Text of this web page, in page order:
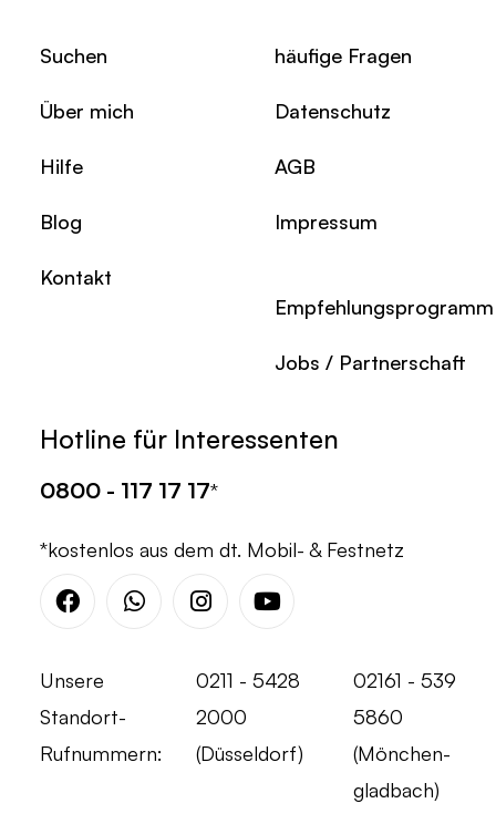
Suchen
Über mich
Hilfe
Blog
Kontakt
häufige Fragen
Datenschutz
AGB
Impressum
Empfehlungsprogramm
Jobs / Partnerschaft
Hotline für Interessenten
0800 - 117 17 17*
*kostenlos aus dem dt. Mobil- & Festnetz
FacebookWhatsappInstagramYoutube
Unsere
Standort-
Rufnummern:
0211 - 5428
2000
(Düsseldorf)
02161 - 539
5860
(Mönchen-
gladbach)